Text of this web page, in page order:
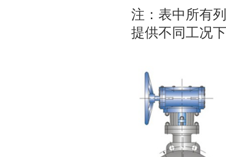
注：表中所有
提供不同工况